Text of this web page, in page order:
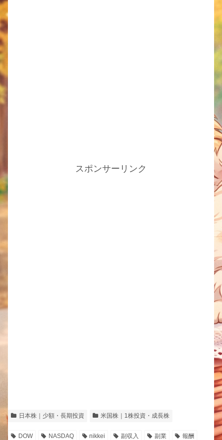
スポンサーリンク
日本株｜少額・長期投資 米国株｜1株投資・成長株
DOW NASDAQ nikkei 副収入 副業 報酬